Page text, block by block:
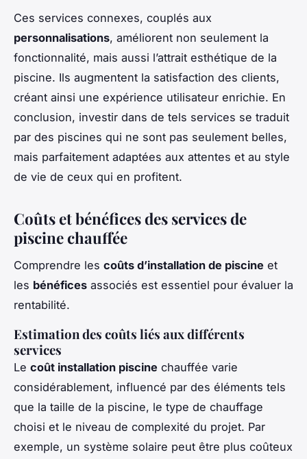
Ces services connexes, couplés aux
personnalisations, améliorent non seulement la
fonctionnalité, mais aussi l’attrait esthétique de la
piscine. Ils augmentent la satisfaction des clients,
créant ainsi une expérience utilisateur enrichie. En
conclusion, investir dans de tels services se traduit
par des piscines qui ne sont pas seulement belles,
mais parfaitement adaptées aux attentes et au style
de vie de ceux qui en profitent.
Coûts et bénéfices des services de
piscine chauffée
Comprendre les coûts d’installation de piscine et
les bénéfices associés est essentiel pour évaluer la
rentabilité.
Estimation des coûts liés aux différents
services
Le coût installation piscine chauffée varie
considérablement, influencé par des éléments tels
que la taille de la piscine, le type de chauffage
choisi et le niveau de complexité du projet. Par
exemple, un système solaire peut être plus coûteux